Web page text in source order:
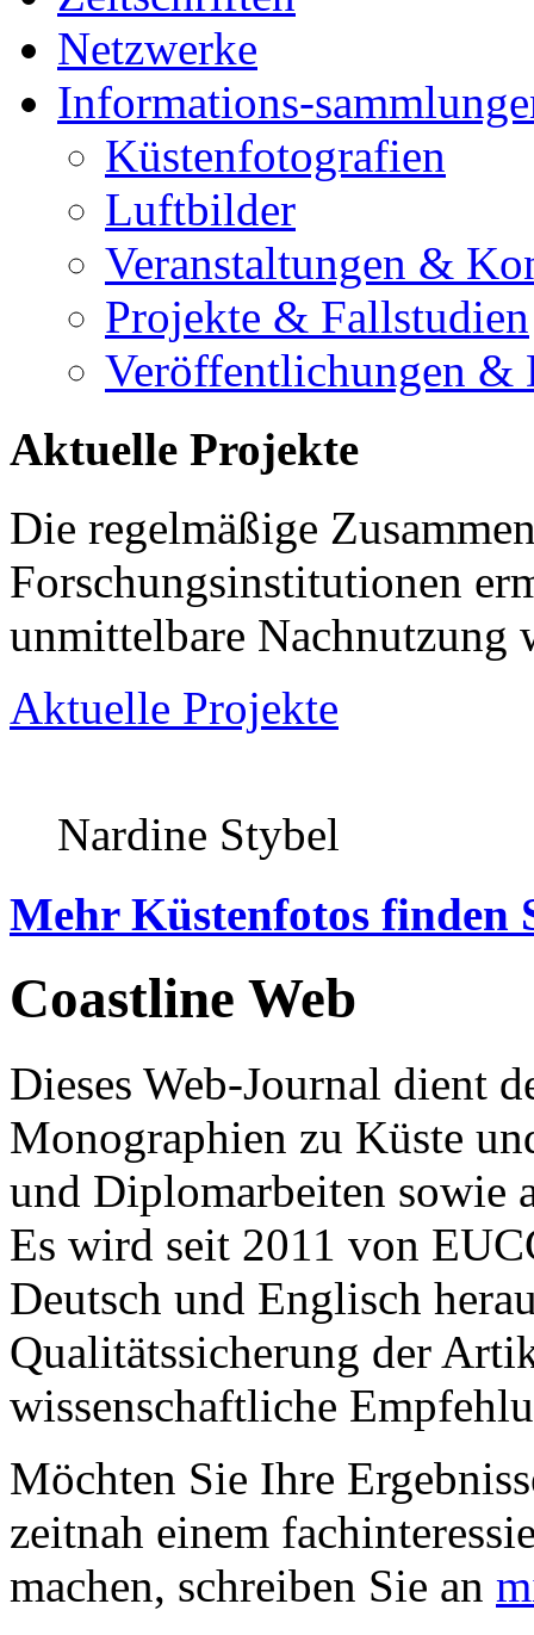
Netzwerke
Informations-
Küstenfotografien
Luftbilder
Veranstaltungen &
Projekte & Fallstudien
Veröffentlichungen &
Aktuelle Projekte
Die regelmäßige
Forschungsinstitutionen
unmittelbare Nachnutzung
Aktuelle Projekte
Nardine Stybel
Mehr Küstenfotos finden
Coastline Web
Dieses Web-Journal dient
Monographien zu Küste
und Diplomarbeiten sowie
Es wird seit 2011 von
Deutsch und Englisch
Qualitätssicherung der
wissenschaftliche
Möchten Sie Ihre
zeitnah einem
machen, schreiben Sie an